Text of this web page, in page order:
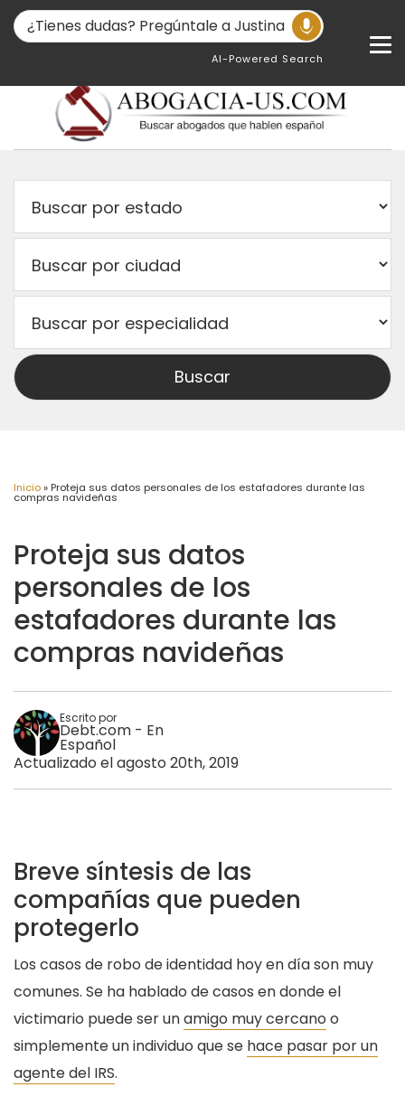
AI-Powered Search
Inicio» Proteja sus datos personales de los estafadores durante las
compras navideñas
Proteja sus datos
personales de los
estafadores durante las
compras navideñas
Escrito por
Debt.com - En
Español
Actualizado el agosto 20th, 2019
Breve síntesis de las
compañías que pueden
protegerlo
Los casos de robo de identidad hoy en día son muy
comunes. Se ha hablado de casos en donde el
victimario puede ser unamigo muy cercano o
simplemente un individuo que se hace pasar por un
agente del IRS.